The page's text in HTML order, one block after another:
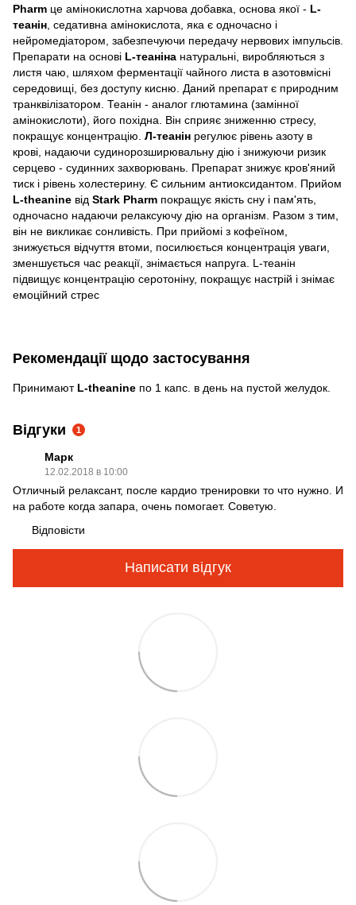
Pharm це амінокислотна харчова добавка, основа якої - L-
теанін , седативна амінокислота, яка є одночасно і
нейромедіатором, забезпечуючи передачу нервових імпульсів.
Препарати на основі L-теаніна натуральні, виробляються з
листя чаю, шляхом ферментації чайного листа в азотовмісні
середовищі, без доступу кисню. Даний препарат є природним
транквілізатором. Теанін - аналог глютамина (замінної
амінокислоти), його похідна. Він сприяє зниженню стресу,
покращує концентрацію. Л-теанін регулює рівень азоту в
крові, надаючи судинорозширювальну дію і знижуючи ризик
серцево - судинних захворювань. Препарат знижує кров'яний
тиск і рівень холестерину. Є сильним антиоксидантом. Прийом
L-theanine від Stark Pharm покращує якість сну і пам'ять,
одночасно надаючи релаксуючу дію на організм. Разом з тим,
він не викликає сонливість. При прийомі з кофеїном,
знижується відчуття втоми, посилюється концентрація уваги,
зменшується час реакції, знімається напруга. L-теанін
підвищує концентрацію серотоніну, покращує настрій і знімає
емоційний стрес
Рекомендації щодо застосування
Принимают L-theanine по 1 капс. в день на пустой желудок.
Відгуки 1
Марк
12.02.2018 в 10:00
Отличный релаксант, после кардио тренировки то что нужно. И
на работе когда запара, очень помогает. Советую.
Відповісти
Написати відгук